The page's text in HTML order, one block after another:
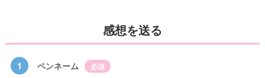
感想を送る
1 ペンネーム 必須